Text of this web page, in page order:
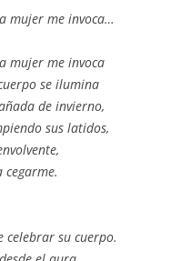
mujer me invoca…
mujer me invoca
se ilumina
de invierno,
sus latidos,
su cuerpo.